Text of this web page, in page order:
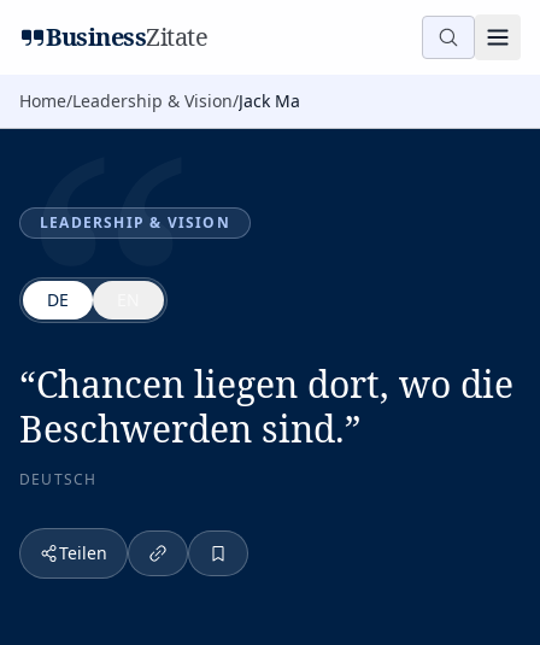
BusinessZitate
Home/Leadership & Vision/Jack Ma
“
LEADERSHIP & VISION
DE
“Chancen liegen dort, wo die
Beschwerden sind.”
DEUTSCH
Teilen